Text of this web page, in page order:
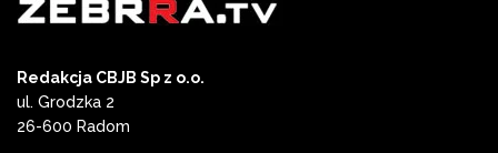
Redakcja CBJB Sp z o.o.
ul. Grodzka 2
26-600 Radom